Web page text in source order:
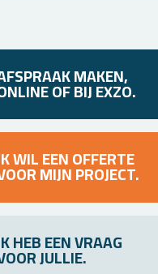
MAKEN,
OF BIJ EXZO.
WIL EEN OFFERTE
MIJN PROJECT.
HEB EEN VRAAG
JULLIE.